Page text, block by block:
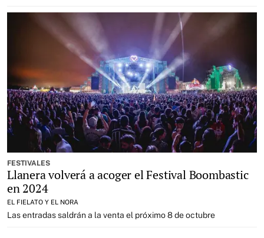
FESTIVALES
Llanera volverá a acoger el Festival Boombastic
en 2024
EL FIELATO Y EL NORA
Las entradas saldrán a la venta el próximo 8 de octubre